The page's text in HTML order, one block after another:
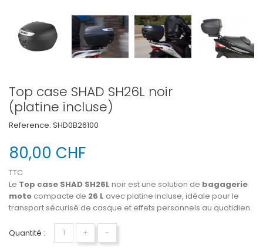
Top case SHAD SH26L noir
(platine incluse)
Reference: SHD0B26100
80,00 CHF
TTC
Le Top case SHAD SH26L noir est une solution de bagagerie
moto compacte de 26 L avec platine incluse, idéale pour le
transport sécurisé de casque et effets personnels au quotidien.
Quantité : + −